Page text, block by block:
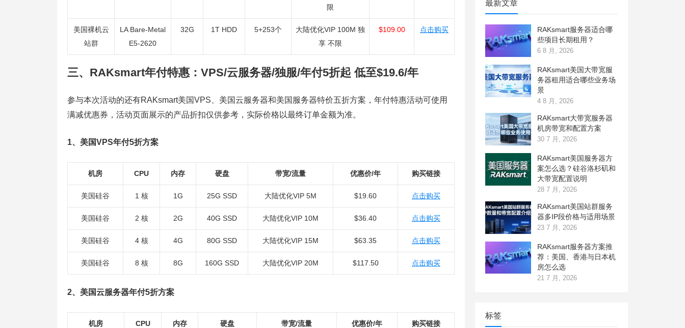
限
美国裸机云
站群
LA Bare-Metal
E5-2620
32G 1T HDD 5+253个
大陆优化VIP 100M 独
享 不限
$109.00 点击购买
三、RAKsmart年付特惠：VPS/云服务器/独服/年付5折起 低至$19.6/年
参与本次活动的还有RAKsmart美国VPS、美国云服务器和美国服务器特价五折方案，年付特惠活动可使用
满减优惠券，活动页面展示的产品折扣仅供参考，实际价格以最终订单金额为准。
1、美国VPS年付5折方案
机房 CPU 内存 硬盘 带宽/流量 优惠价/年 购买链接
美国硅谷 1 核 1G 25G SSD 大陆优化VIP 5M $19.60 点击购买
美国硅谷 2 核 2G 40G SSD 大陆优化VIP 10M $36.40 点击购买
美国硅谷 4 核 4G 80G SSD 大陆优化VIP 15M $63.35 点击购买
美国硅谷 8 核 8G 160G SSD 大陆优化VIP 20M $117.50 点击购买
2、美国云服务器年付5折方案
机房 CPU 内存 硬盘 带宽/流量 优惠价/年 购买链接
最新文章
RAKsmart服务器适合哪
些项目长期租用？
6 8 月, 2026
RAKsmart美国大带宽服
务器租用适合哪些业务场
景
4 8 月, 2026
RAKsmart大带宽服务器
机房带宽和配置方案
30 7 月, 2026
RAKsmart美国服务器方
案怎么选？硅谷洛杉矶和
大带宽配置说明
28 7 月, 2026
RAKsmart美国站群服务
器多IP段价格与适用场景
23 7 月, 2026
RAKsmart服务器方案推
荐：美国、香港与日本机
房怎么选
21 7 月, 2026
标签